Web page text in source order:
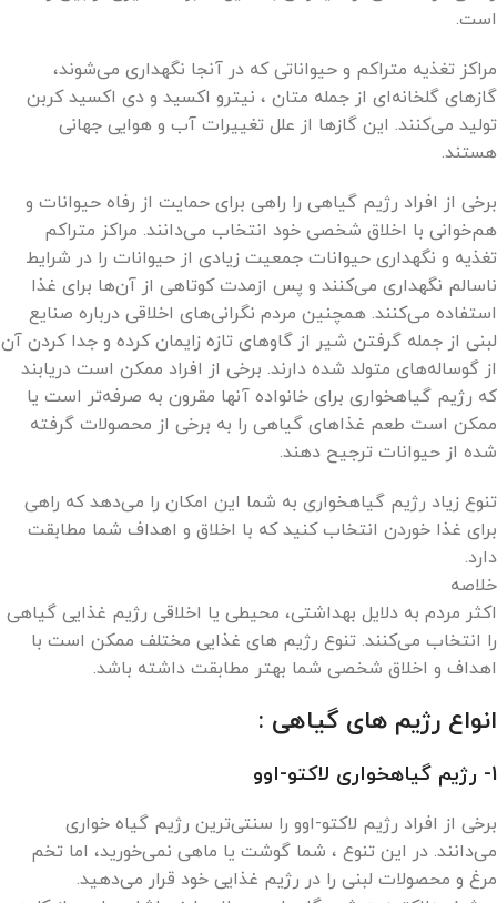
است.
مراکز تغذیه متراکم و حیواناتی که در آنجا نگهداری می‌شوند،
گازهای گلخانه‌ای از جمله متان ، نیترو اکسید و دی اکسید کربن
تولید می‌کنند. این گازها از علل تغییرات آب و هوایی جهانی
هستند.
برخی از افراد رژیم گیاهی را راهی برای حمایت از رفاه حیوانات و
هم‌خوانی با اخلاق شخصی خود انتخاب می‌دانند. مراکز متراکم
تغذیه و نگهداری حیوانات جمعیت زیادی از حیوانات را در شرایط
ناسالم نگهداری می‌کنند و پس ازمدت کوتاهی از آن‌ها برای غذا
استفاده می‌کنند. همچنین مردم نگرانی‌های اخلاقی درباره صنایع
لبنی از جمله گرفتن شیر از گاوهای تازه زایمان کرده و جدا کردن آن
از گوساله‌های متولد شده دارند. برخی از افراد ممکن است دریابند
که رژیم گیاهخواری برای خانواده آنها مقرون به صرفه‌تر است یا
ممکن است طعم غذاهای گیاهی را به برخی از محصولات گرفته
شده از حیوانات ترجیح دهند.
تنوع زیاد رژیم گیاهخواری به شما این امکان را می‌دهد که راهی
برای غذا خوردن انتخاب کنید که با اخلاق و اهداف شما مطابقت
دارد.
خلاصه
اکثر مردم به دلایل بهداشتی، محیطی یا اخلاقی رژیم غذایی گیاهی
را انتخاب می‌کنند. تنوع رژیم های غذایی مختلف ممکن است با
اهداف و اخلاق شخصی شما بهتر مطابقت داشته باشد.
انواع رژیم های گیاهی :
1- رژیم گیاهخواری لاکتو-اوو
برخی از افراد رژیم لاکتو-اوو را سنتی‌ترین رژیم گیاه خواری
می‌دانند. در این تنوع ، شما گوشت یا ماهی نمی‌خورید، اما تخم
مرغ و محصولات لبنی را در رژیم غذایی خود قرار می‌دهید.